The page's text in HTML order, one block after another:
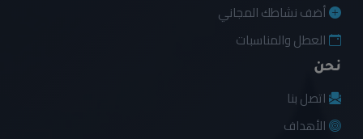
أضف نشاطك المجاني
العطل والمناسبات
نحن
اتصل بنا
الأهداف